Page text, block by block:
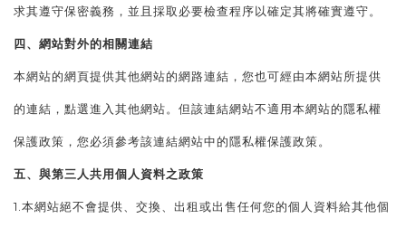
求其遵守保密義務，並且採取必要檢查程序以確定其將確實遵守。
四、網站對外的相關連結
本網站的網頁提供其他網站的網路連結，您也可經由本網站所提供
的連結，點選進入其他網站。但該連結網站不適用本網站的隱私權
保護政策，您必須參考該連結網站中的隱私權保護政策。
五、與第三人共用個人資料之政策
1.本網站絕不會提供、交換、出租或出售任何您的個人資料給其他個